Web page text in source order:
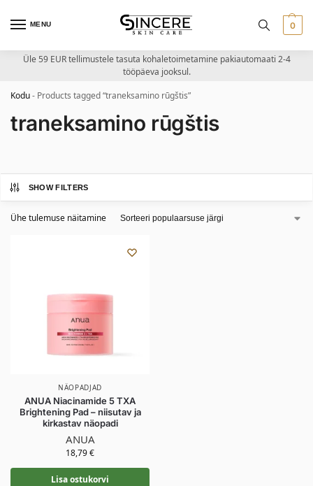
MENU 0
Üle 59 EUR tellimustele tasuta kohaletoimetamine pakiautomaati 2-4
tööpäeva jooksul.
Kodu- Products tagged “traneksamino rūgštis”
traneksamino rūgštis
SHOW FILTERS
Ühe tulemuse näitamine
NÄOPADJAD
ANUA Niacinamide 5 TXA
Brightening Pad – niisutav ja
kirkastav näopadi
ANUA
18,79€
Lisa ostukorvi